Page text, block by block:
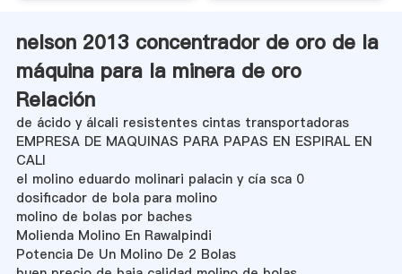
nelson 2013 concentrador de oro de la
máquina para la minera de oro
Relación
de ácido y álcali resistentes cintas transportadoras
EMPRESA DE MAQUINAS PARA PAPAS EN ESPIRAL EN
CALI
el molino eduardo molinari palacin y cía sca 0
dosificador de bola para molino
molino de bolas por baches
Molienda Molino En Rawalpindi
Potencia De Un Molino De 2 Bolas